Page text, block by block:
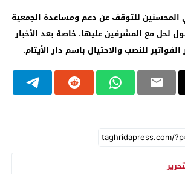
المحسنين للتوقف عن دعم ومساعدة الجمعية
لحل مع المشرفين عليها، خاصة بعد الأخبار
للنصب والاحتيال باسم دار الأيتام.